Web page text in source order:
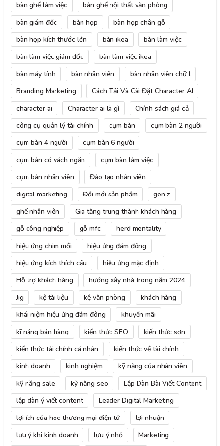
bàn ghế làm việc
bàn ghế nội thất văn phòng
bàn giám đốc
bàn họp
bàn họp chân gỗ
bàn họp kích thước lớn
bàn ikea
bàn làm việc
bàn làm việc giám đốc
bàn làm việc ikea
bàn máy tính
bàn nhân viên
bàn nhân viên chữ l
Branding Marketing
Cách Tải Và Cài Đặt Character AI
character ai
Character ai là gì
Chính sách giá cả
công cụ quản lý tài chính
cụm bàn
cụm bàn 2 người
cụm bàn 4 người
cụm bàn 6 người
cụm bàn có vách ngăn
cụm bàn làm việc
cụm bàn nhân viên
Đào tạo nhân viên
digital marketing
Đổi mới sản phẩm
gen z
ghế nhân viên
Gia tăng trung thành khách hàng
gỗ công nghiệp
gỗ mfc
herd mentality
hiệu ứng chim mồi
hiệu ứng đám đông
hiệu ứng kích thích cầu
hiệu ứng mặc định
Hỗ trợ khách hàng
hướng xây nhà trong năm 2024
Jig
kệ tài liệu kệ văn phòng
khách hàng
khái niệm hiệu ứng đám đông
khuyến mãi
kĩ năng bán hàng
kiến thức SEO
kiến thức sơn
kiến thức tài chính cá nhân
kiến thức về tài chính
kinh doanh
kinh nghiệm
kỹ năng của nhân viên
kỹ năng sale
kỹ năng seo
Lập Dàn Bài Viết Content
lập dàn ý viết content
Leader Digital Marketing
lợi ích của học thương mại điện tử
lợi nhuận
lưu ý khi kinh doanh
lưu ý nhỏ Marketing